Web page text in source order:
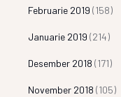
Februarie 2019 (158)
Januarie 2019 (214)
Desember 2018 (171)
November 2018 (105)